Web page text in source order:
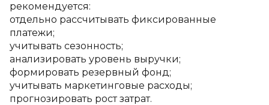
рекомендуется:
отдельно рассчитывать фиксированные
платежи;
учитывать сезонность;
анализировать уровень выручки;
формировать резервный фонд;
учитывать маркетинговые расходы;
прогнозировать рост затрат.